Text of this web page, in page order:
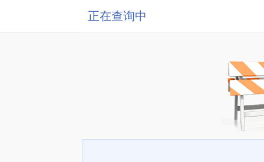
正在查询中